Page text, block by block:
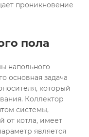
проникновение
пола
напольного
основная задача
который
Коллектор
системы,
от котла, имеет
является